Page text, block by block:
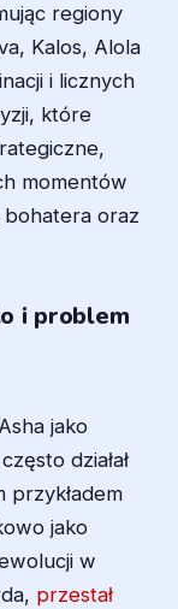
regiony
Kalos, Alola
i licznych
które
momentów
oraz
i problem
jako
działał
przykładem
jako
w
przestał